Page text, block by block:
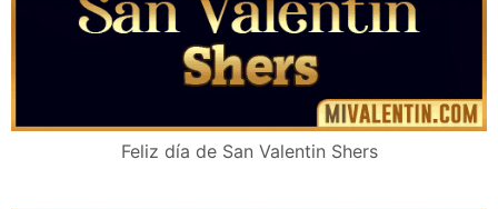
Feliz día de San Valentin Shers